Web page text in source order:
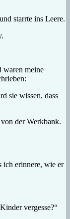
starrte ins Leere.
waren meine
sie wissen, dass
der Werkbank.
ich erinnere, wie er
vergesse?“